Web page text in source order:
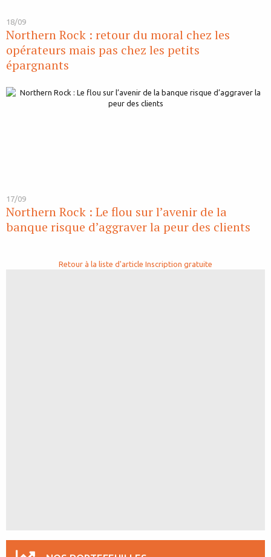
18/09
Northern Rock : retour du moral chez les
opérateurs mais pas chez les petits
épargnants
17/09
Northern Rock : Le flou sur l’avenir de la
banque risque d’aggraver la peur des clients
Retour à la liste d'article Inscription gratuite